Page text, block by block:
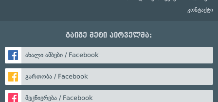
კონტაქტი
გაიგე მეტი პირველმა:
ახალი ამბები / Facebook
გართობა / Facebook
მეცნიერება / Facebook